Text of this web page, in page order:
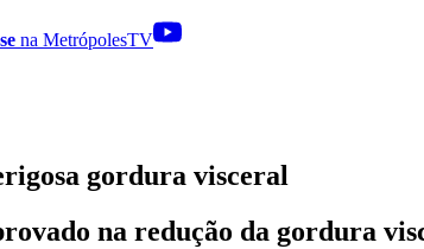
na MetrópolesTV
gordura visceral
na redução da gordura